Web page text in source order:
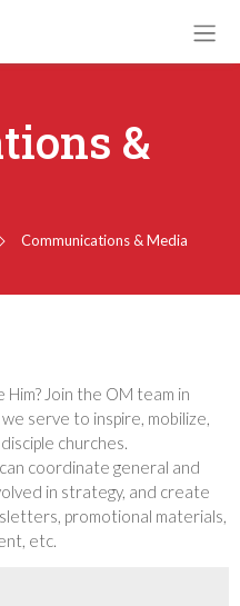
&
Communications & Media
Join the OM team in
serve to inspire, mobilize,
churches.
coordinate general and
in strategy, and create
promotional materials,
etc.